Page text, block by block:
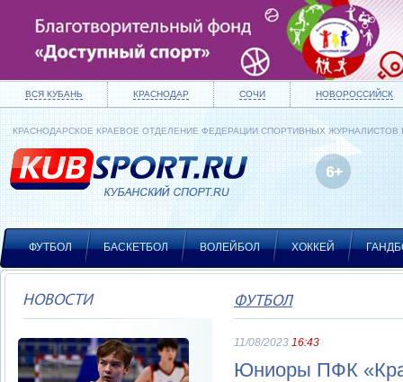
ВСЯ КУБАНЬ КРАСНОДАР СОЧИ НОВОРОССИЙСК
КРАСНОДАРСКОЕ КРАЕВОЕ ОТДЕЛЕНИЕ ФЕДЕРАЦИИ СПОРТИВНЫХ ЖУРНАЛИСТОВ
ФУТБОЛ БАСКЕТБОЛ ВОЛЕЙБОЛ ХОККЕЙ
НОВОСТИ ФУТБОЛ
11/08/2023 16:43
Юниоры ПФК